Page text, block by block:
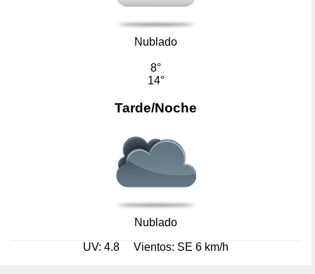
Nublado
8°
14°
Tarde/Noche
Nublado
UV: 4.8 Vientos: SE 6 km/h